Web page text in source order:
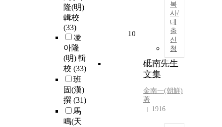
隆(明)
輯校
(33)
凌
아隆
(明) 輯
校 (33)
班
固(漢)
撰 (31)
馬
鳴(天
복
사/
대
출
신
청
10
砥南先生
文集
金南一(朝鮮)
著
1916